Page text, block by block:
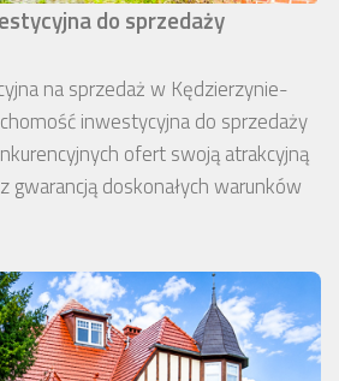
do sprzedaży
na sprzedaż w Kędzierzynie-
inwestycyjna do sprzedaży
ofert swoją atrakcyjną
gwarancją doskonałych warunków